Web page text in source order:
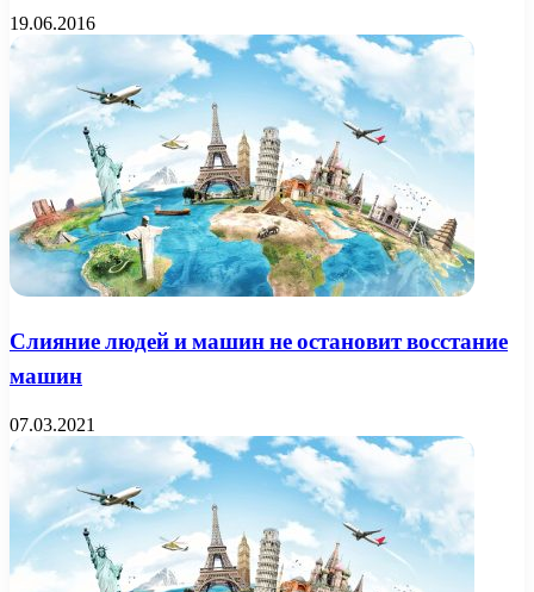
19.06.2016
Слияние людей и машин не остановит восстание
машин
07.03.2021